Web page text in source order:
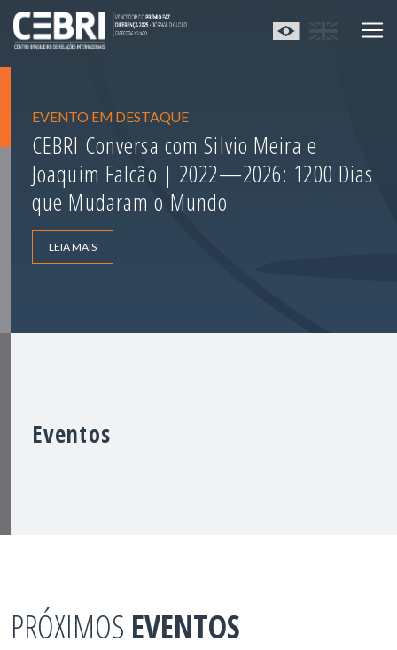
EVENTO EM DESTAQUE
CEBRI Conversa com Silvio Meira e
Joaquim Falcão | 2022—2026: 1200 Dias
que Mudaram o Mundo
LEIA MAIS
Eventos
PRÓXIMOS EVENTOS